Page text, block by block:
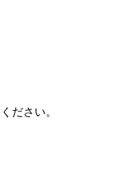
ださい。